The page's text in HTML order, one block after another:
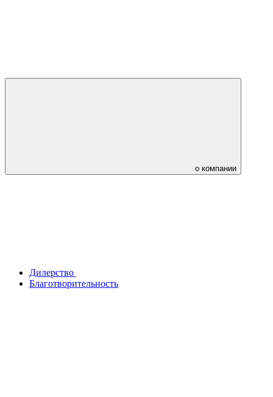
о компании
Дилерство
Благотворительность